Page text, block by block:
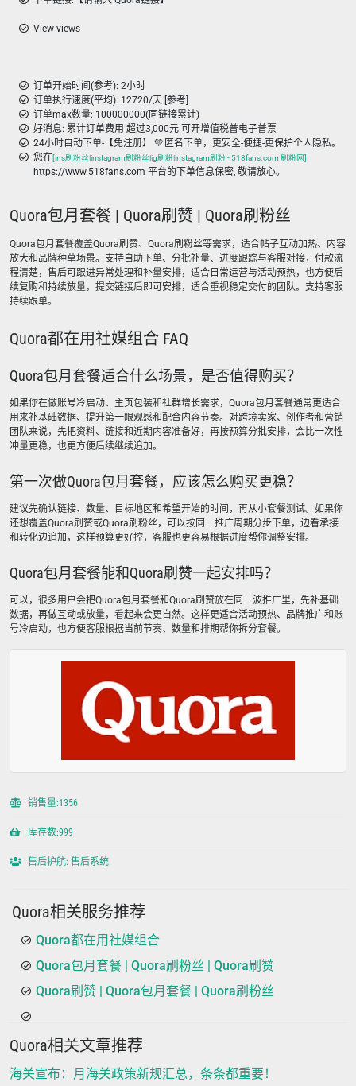
View views
订单开始时间(参考): 2小时
订单执行速度(平均): 12720/天 [参考]
订单max数量: 100000000(同链接累计)
好消息: 累计订单费用 超过3,000元 可开增值税普电子普票
24小时自动下单-【免注册】 💚 匿名下单，更安全-便捷-更保护个人隐私。
您在[ins刷粉丝|instagram刷粉丝|ig刷粉|instagram刷粉 - 518fans.com 刷粉网]
https://www.518fans.com 平台的下单信息保密, 敬请放心。
Quora包月套餐 | Quora刷赞 | Quora刷粉丝
Quora包月套餐覆盖Quora刷赞、Quora刷粉丝等需求，适合帖子互动加热、内容
放大和品牌种草场景。支持自助下单、分批补量、进度跟踪与客服对接，付款流
程清楚，售后可跟进异常处理和补量安排，适合日常运营与活动预热，也方便后
续复购和持续放量，提交链接后即可安排，适合重视稳定交付的团队。支持客服
持续跟单。
Quora都在用社媒组合 FAQ
Quora包月套餐适合什么场景，是否值得购买？
如果你在做账号冷启动、主页包装和社群增长需求，Quora包月套餐通常更适合
用来补基础数据、提升第一眼观感和配合内容节奏。对跨境卖家、创作者和营销
团队来说，先把资料、链接和近期内容准备好，再按预算分批安排，会比一次性
冲量更稳，也更方便后续继续追加。
第一次做Quora包月套餐，应该怎么购买更稳？
建议先确认链接、数量、目标地区和希望开始的时间，再从小套餐测试。如果你
还想覆盖Quora刷赞或Quora刷粉丝，可以按同一推广周期分步下单，边看承接
和转化边追加，这样预算更好控，客服也更容易根据进度帮你调整安排。
Quora包月套餐能和Quora刷赞一起安排吗？
可以，很多用户会把Quora包月套餐和Quora刷赞放在同一波推广里，先补基础
数据，再做互动或放量，看起来会更自然。这样更适合活动预热、品牌推广和账
号冷启动，也方便客服根据当前节奏、数量和排期帮你拆分套餐。
销售量:1356
库存数:999
售后护航: 售后系统
Quora相关服务推荐
Quora都在用社媒组合
Quora包月套餐 | Quora刷粉丝 | Quora刷赞
Quora刷赞 | Quora包月套餐 | Quora刷粉丝
Quora相关文章推荐
海关宣布：月海关政策新规汇总，条条都重要！